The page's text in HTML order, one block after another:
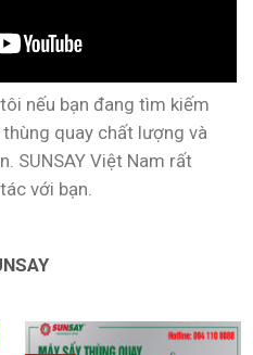
nếu bạn đang tìm kiếm
quay chất lượng và
SUNSAY Việt Nam rất
với bạn.